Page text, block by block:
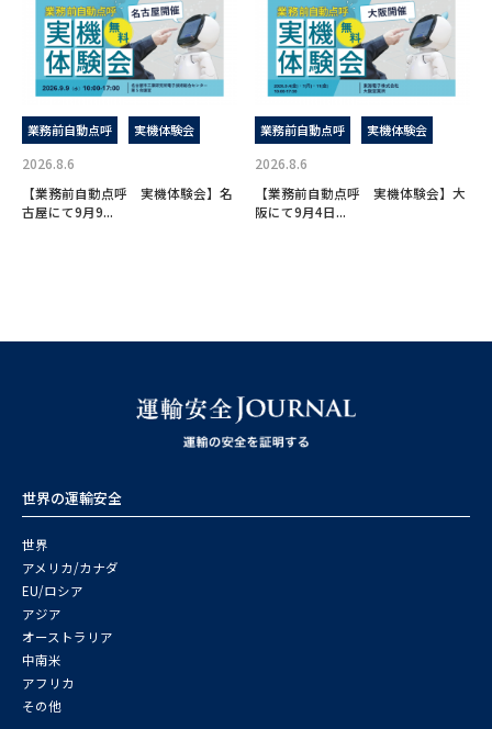
業務前自動点呼 実機体験会
2026.8.6
【業務前自動点呼 実機体験会】名
古屋にて9月9...
業務前自動点呼 実機体験会
2026.8.6
【業務前自動点呼 実機体験会】大
阪にて9月4日...
世界の運輸安全
世界
アメリカ/カナダ
EU/ロシア
アジア
オーストラリア
中南米
アフリカ
その他